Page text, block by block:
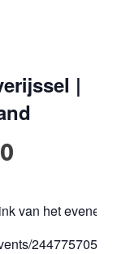
|
van het